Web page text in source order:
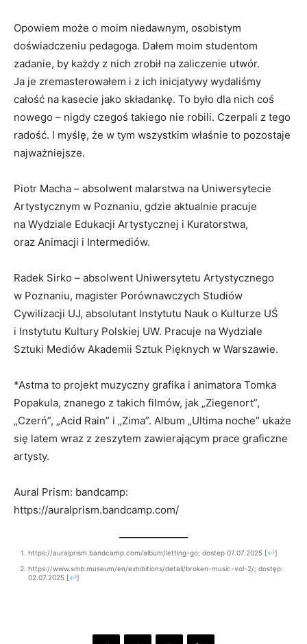
Opowiem może o moim niedawnym, osobistym
doświadczeniu pedagoga. Dałem moim studentom
zadanie, by każdy z nich zrobił na zaliczenie utwór.
Ja je zremasterowałem i z ich inicjatywy wydaliśmy
całość na kasecie jako składankę. To było dla nich coś
nowego – nigdy czegoś takiego nie robili. Czerpali z tego
radość. I myślę, że w tym wszystkim właśnie to pozostaje
najważniejsze.
Piotr Macha – absolwent malarstwa na Uniwersytecie
Artystycznym w Poznaniu, gdzie aktualnie pracuje
na Wydziale Edukacji Artystycznej i Kuratorstwa,
oraz Animacji i Intermediów.
Radek Sirko – absolwent Uniwersytetu Artystycznego
w Poznaniu, magister Porównawczych Studiów
Cywilizacji UJ, absolutant Instytutu Nauk o Kulturze UŚ
i Instytutu Kultury Polskiej UW. Pracuje na Wydziale
Sztuki Mediów Akademii Sztuk Pięknych w Warszawie.
*Astma to projekt muzyczny grafika i animatora Tomka
Popakula, znanego z takich filmów, jak „Ziegenort”,
„Czerń”, „Acid Rain” i „Zima”. Album „Ultima noche” ukaże
się latem wraz z zeszytem zawierającym prace graficzne
artysty.
Aural Prism: bandcamp:
https://auralprism.bandcamp.com/
https://auralprism.bandcamp.com/album/letting-go; dostep 07.07.2025 [↩]
https://www.smb.museum/en/exhibitions/detail/broken-music-vol-2/; dostęp:
02.07.2025 [↩]